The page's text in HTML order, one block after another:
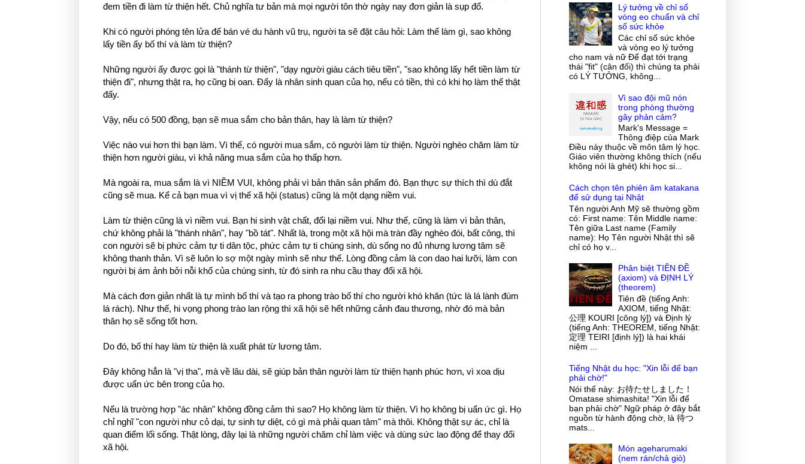
đem tiền đi làm từ thiện hết. Chủ nghĩa tư bản mà mọi người tôn thờ ngày nay đơn giản là sụp đổ.
Khi có người phóng tên lửa để bán vé du hành vũ trụ, người ta sẽ đặt câu hỏi: Làm thế làm gì, sao không
lấy tiền ấy bố thí và làm từ thiện?
Những người ấy được gọi là "thánh từ thiện", "dạy người giàu cách tiêu tiền", "sao không lấy hết tiền làm từ
thiện đi", nhưng thật ra, họ cũng bị oan. Đấy là nhân sinh quan của họ, nếu có tiền, thì có khi họ làm thế thật
đấy.
Vậy, nếu có 500 đồng, bạn sẽ mua sắm cho bản thân, hay là làm từ thiện?
Việc nào vui hơn thì bạn làm. Vì thế, có người mua sắm, có người làm từ thiện. Người nghèo chăm làm từ
thiện hơn người giàu, vì khả năng mua sắm của họ thấp hơn.
Mà ngoài ra, mua sắm là vì NIỀM VUI, không phải vì bản thân sản phẩm đó. Bạn thực sự thích thì dù đắt
cũng sẽ mua. Kể cả bạn mua vì vị thế xã hội (status) cũng là một dạng niềm vui.
Làm từ thiện cũng là vì niềm vui. Bạn hi sinh vật chất, đổi lại niềm vui. Như thế, cũng là làm vì bản thân,
chứ không phải là "thánh nhân", hay "bồ tát". Nhất là, trong một xã hội mà tràn đầy nghèo đói, bất công, thì
con người sẽ bị phức cảm tự ti dân tộc, phức cảm tự ti chúng sinh, dù sống no đủ nhưng lương tâm sẽ
không thanh thản. Vì sẽ luôn lo sợ một ngày mình sẽ như thế. Lòng đồng cảm là con dao hai lưỡi, làm con
người bị ám ảnh bởi nỗi khổ của chúng sinh, từ đó sinh ra nhu cầu thay đổi xã hội.
Mà cách đơn giản nhất là tự mình bố thí và tạo ra phong trào bố thí cho người khó khăn (tức là lá lành đùm
lá rách). Như thế, hi vọng phong trào lan rộng thì xã hội sẽ hết những cảnh đau thương, nhờ đó mà bản
thân họ sẽ sống tốt hơn.
Do đó, bố thí hay làm từ thiện là xuất phát từ lương tâm.
Đây không hẳn là "vị tha", mà về lâu dài, sẽ giúp bản thân người làm từ thiện hạnh phúc hơn, vì xoa dịu
được uẩn ức bên trong của họ.
Nếu là trường hợp "ác nhân" không đồng cảm thì sao? Họ không làm từ thiện. Vì họ không bị uẩn ức gì. Họ
chỉ nghĩ "con người như cỏ dại, tự sinh tự diệt, có gì mà phải quan tâm" mà thôi. Không thật sự ác, chỉ là
quan điểm lối sống. Thật lòng, đây lại là những người chăm chỉ làm việc và dùng sức lao động để thay đổi
xã hội.
Lý tưởng về chỉ số
vòng eo chuẩn và chỉ
số sức khỏe
Các chỉ số sức khỏe
và vòng eo lý tưởng
cho nam và nữ Để đạt tới trạng
thái "fit" (cân đối) thì chúng ta phải
có LÝ TƯỞNG, không...
Vì sao đội mũ nón
trong phòng thường
gây phản cảm?
Mark's Message =
Thông điệp của Mark
Điều này thuộc về môn tâm lý học.
Giáo viên thường không thích (nếu
không nói là ghét) khi học si...
Cách chọn tên phiên âm katakana
để sử dụng tại Nhật
Tên người Anh Mỹ sẽ thường gồm
có: First name: Tên Middle name:
Tên giữa Last name (Family
name): Họ Tên người Nhật thì sẽ
chỉ có họ v...
Phân biệt TIÊN ĐỀ
(axiom) và ĐỊNH LÝ
(theorem)
Tiên đề (tiếng Anh:
AXIOM, tiếng Nhật:
公理 KOURI [công lý]) và Định lý
(tiếng Anh: THEOREM, tiếng Nhật:
定理 TEIRI [định lý]) là hai khái
niệm ...
Tiếng Nhật du học: "Xin lỗi để bạn
phải chờ!"
Nói thế này: お待たせしました！
Omatase shimashita! "Xin lỗi để
bạn phải chờ" Ngữ pháp ở đây bắt
nguồn từ hành động chờ, là 待つ
mats...
Món ageharumaki
(nem rán/chả giò)